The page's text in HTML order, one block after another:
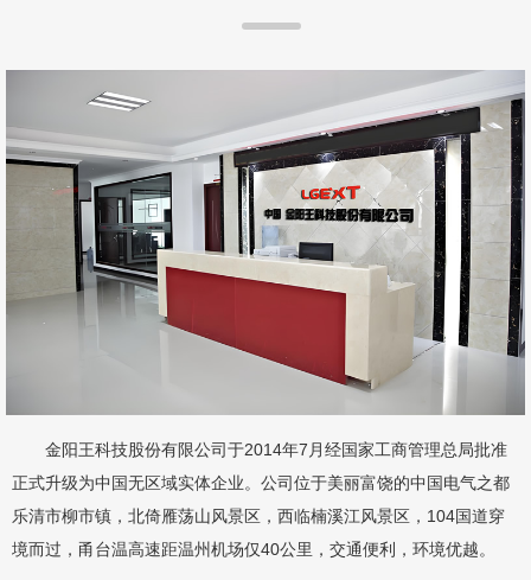
金阳王科技股份有限公司于2014年7月经国家工商管理总局批准
正式升级为中国无区域实体企业。公司位于美丽富饶的中国电气之都
乐清市柳市镇，北倚雁荡山风景区，西临楠溪江风景区，104国道穿
境而过，甬台温高速距温州机场仅40公里，交通便利，环境优越。